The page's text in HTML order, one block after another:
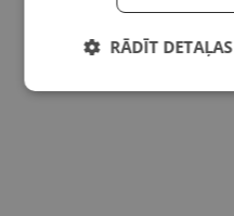
RĀDĪT DETAĻAS